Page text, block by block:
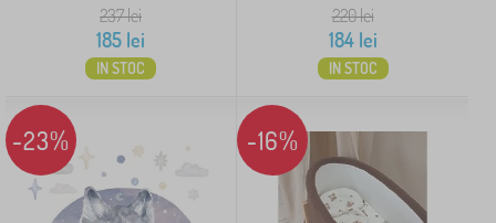
237lei
185 lei
IN STOC
220lei
184lei
IN STOC
-23% -16%